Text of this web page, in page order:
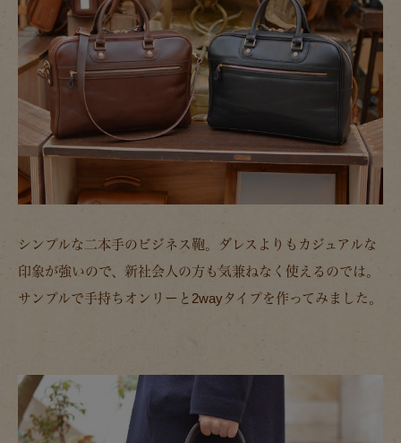
シンプルな二本手のビジネス鞄。ダレスよりもカジュアルな
印象が強いので、新社会人の方も気兼ねなく使えるのでは。
サンプルで手持ちオンリーと2wayタイプを作ってみました。